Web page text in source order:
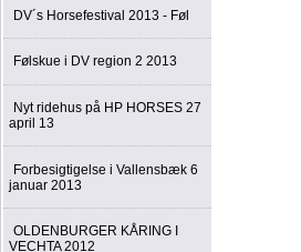
DV´s Horsefestival 2013 - Føl
Følskue i DV region 2 2013
Nyt ridehus på HP HORSES 27
april 13
Forbesigtigelse i Vallensbæk 6
januar 2013
OLDENBURGER KÅRING I
VECHTA 2012